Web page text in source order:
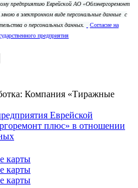
предприятию Еврейской АО «Облэнергоремонт
мною в электронном виде персональные данные с
о персональных данных.
Согласие на
предприятия
Компания «Тиражные
Еврейской
плюс» в отношении